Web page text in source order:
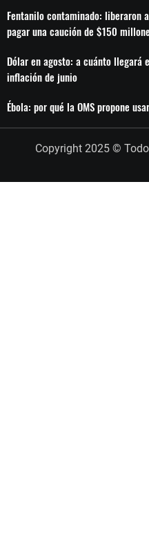
Fentanilo contaminado: liberaron
pagar una caución de $150
Dólar en agosto: a cuánto
inflación de junio
Ébola: por qué la OMS propone
Copyright 2025 ©